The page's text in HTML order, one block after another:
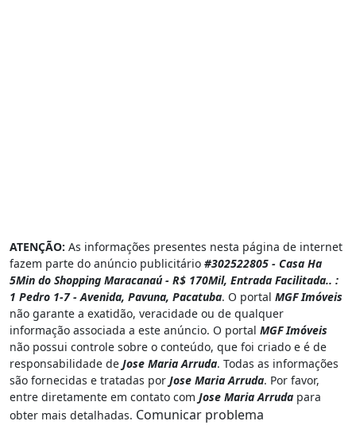
ATENÇÃO: As informações presentes nesta página de internet
fazem parte do anúncio publicitário #302522805 - Casa Ha
5Min do Shopping Maracanaú - R$ 170Mil, Entrada Facilitada.. :
1 Pedro 1-7 - Avenida, Pavuna, Pacatuba. O portal MGF Imóveis
não garante a exatidão, veracidade ou de qualquer
informação associada a este anúncio. O portal MGF Imóveis
não possui controle sobre o conteúdo, que foi criado e é de
responsabilidade de Jose Maria Arruda. Todas as informações
são fornecidas e tratadas por Jose Maria Arruda. Por favor,
entre diretamente em contato com Jose Maria Arruda para
obter mais detalhadas. Comunicar problema